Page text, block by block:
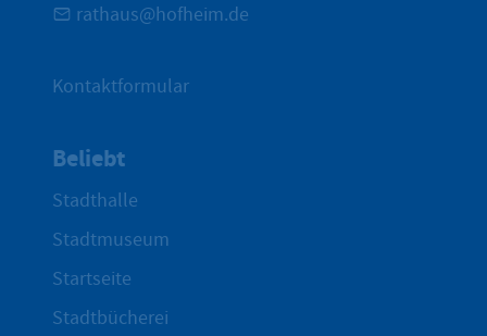
rathaus@hofheim.de
Kontaktformular
Beliebt
Stadthalle
Stadtmuseum
Startseite
Stadtbücherei